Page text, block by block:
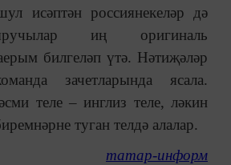
исәптән россиянекеләр дә
иң оригиналь
билгеләп үтә. Нәтиҗәләр
зачетларында ясала.
теле – инглиз теле, ләкин
туган телдә алалар.
татар-информ